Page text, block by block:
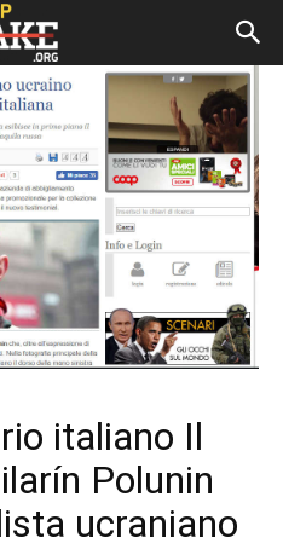
italiano Il
Polunin
ucraniano